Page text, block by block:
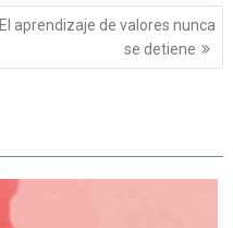
El aprendizaje de valores nunca
se detiene